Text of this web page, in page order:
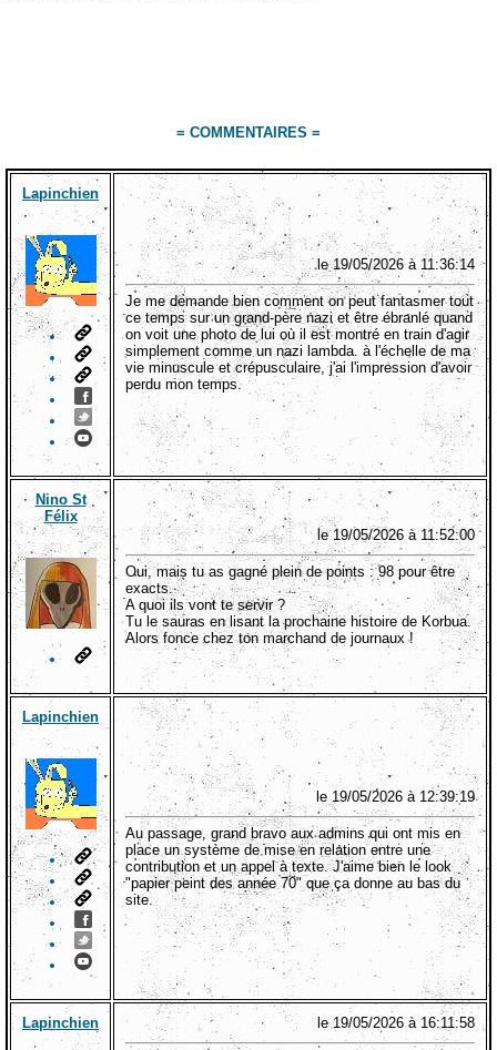
= COMMENTAIRES =
Lapinchien
le 19/05/2026 à 11:36:14
Je me demande bien comment on peut fantasmer tout
ce temps sur un grand-père nazi et être ébranlé quand
on voit une photo de lui où il est montré en train d'agir
simplement comme un nazi lambda. à l'échelle de ma
vie minuscule et crépusculaire, j'ai l'impression d'avoir
perdu mon temps.
Nino St
Félix
le 19/05/2026 à 11:52:00
Oui, mais tu as gagné plein de points : 98 pour être
exacts.
A quoi ils vont te servir ?
Tu le sauras en lisant la prochaine histoire de Korbua.
Alors fonce chez ton marchand de journaux !
Lapinchien
le 19/05/2026 à 12:39:19
Au passage, grand bravo aux admins qui ont mis en
place un système de mise en relation entre une
contribution et un appel à texte. J'aime bien le look
"papier peint des année 70" que ça donne au bas du
site.
Lapinchien le 19/05/2026 à 16:11:58